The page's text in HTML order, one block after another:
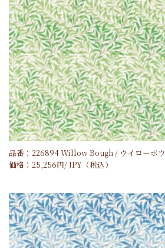
品番：226894 Willow Bough / ウイローボウ
価格： 25,256円/JPY （税込）